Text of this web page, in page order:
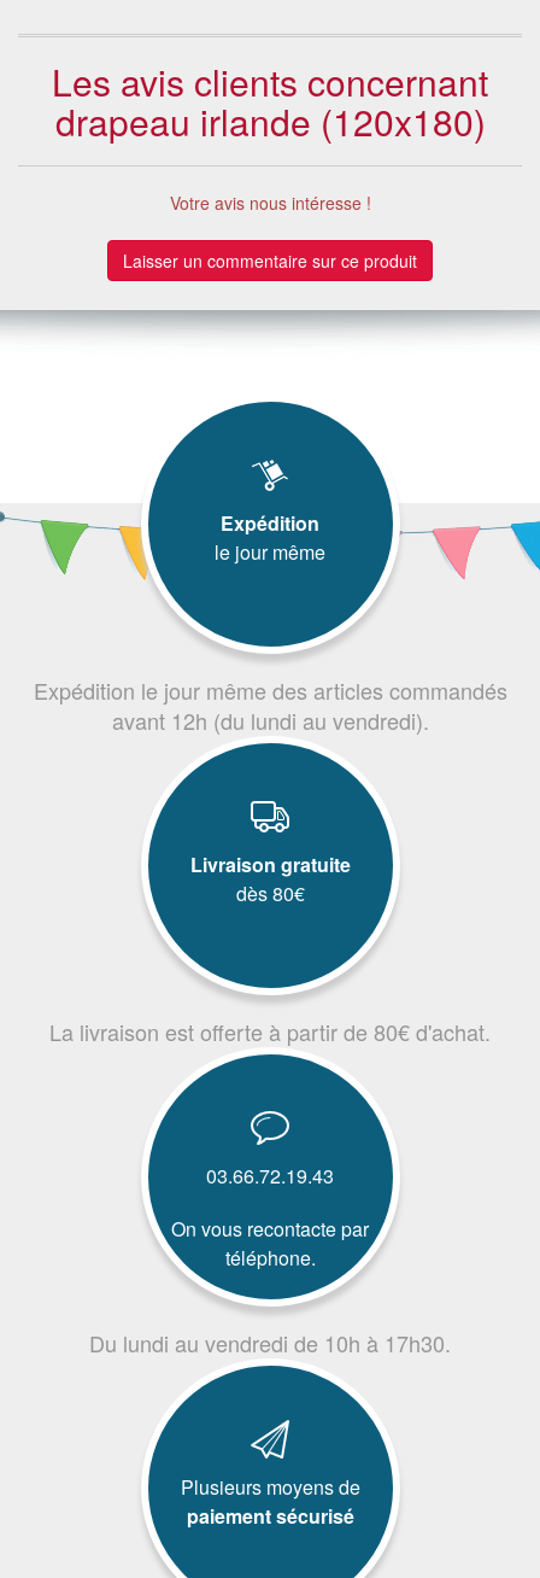
Les avis clients concernant
drapeau irlande (120x180)
Votre avis nous intéresse !
Laisser un commentaire sur ce produit
Expédition
le jour même
Expédition le jour même des articles commandés
avant 12h (du lundi au vendredi).
Livraison gratuite
dès 80€
La livraison est offerte à partir de 80€ d'achat.
03.66.72.19.43
On vous recontacte par
téléphone.
Du lundi au vendredi de 10h à 17h30.
Plusieurs moyens de
paiement sécurisé